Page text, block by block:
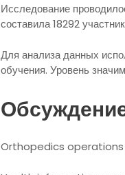
Исследование
составила 18292
Для анализа данных
обучения. Уровень
Orthopedics operations